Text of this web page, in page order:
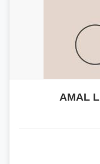
AMAL